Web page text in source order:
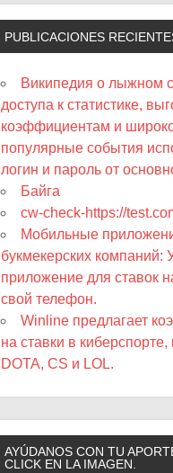
PUBLICACIONES
Википедия о лыжном
доступа к статистике,
коэффициентам и
популярные события
логин и пароль от
Байга
cw-check-https://
Мобильные
букмекерских компаний:
приложение для ставок
свой телефон.
Winline предлагает
на ставки в
DOTA, CS и LOL.
AYÚDANOS CON TU
CLICK EN LA IMAGEN.